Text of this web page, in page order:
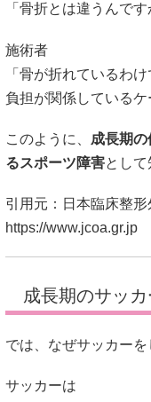
「骨折とは違うんです
施術者
「骨が折れているわ
負担が関係しているケ
このように、 成長期
るスポーツ障害として
引用元：日本臨床整形
https://www.jcoa.gr.jp
成長期のサッ
では、なぜサッカーを
サッカーは